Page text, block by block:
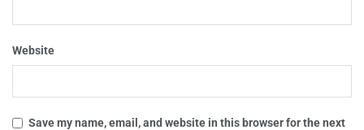
Website
Save my name, email, and website in this browser for the next